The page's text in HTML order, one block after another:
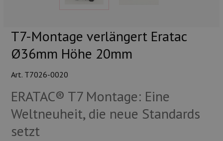
T7-Montage verlängert Eratac
Ø36mm Höhe 20mm
Art. T7026-0020
ERATAC® T7 Montage: Eine
Weltneuheit, die neue Standards
setzt
Lampen und Zubehör